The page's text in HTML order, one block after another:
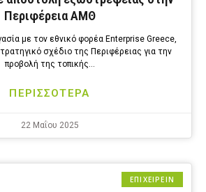
Περιφέρεια ΑΜΘ
με τον εθνικό φορέα Enterprise Greece,
σχέδιο της Περιφέρειας για την
προβολή της τοπικής…
ΠΕΡΙΣΣΟΤΕΡΑ
22 Μαΐου 2025
ΕΠΙΧΕΙΡΕΙΝ